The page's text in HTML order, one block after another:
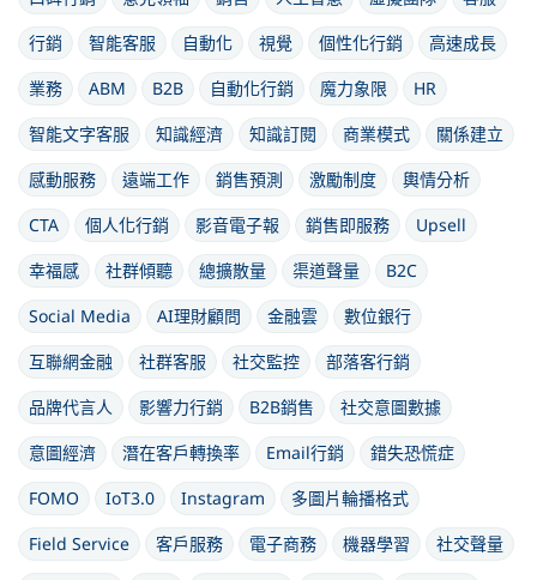
行銷
智能客服 自動化 視覺 個性化行銷
高速成長
業務
ABM B2B 自動化行銷 魔力象限
HR
智能文字客服
知識經濟 知識訂閱 商業模式
關係建立
感動服務
遠端工作 銷售預測 激勵制度
輿情分析
CTA
個人化行銷 影音電子報 銷售即服務
Upsell
幸福感
社群傾聽 總擴散量 渠道聲量
B2C
Social Media
AI理財顧問 金融雲
數位銀行
互聯網金融
社群客服 社交監控
部落客行銷
品牌代言人
影響力行銷 B2B銷售
社交意圖數據
意圖經濟
潛在客戶轉換率 Email行銷
錯失恐慌症
FOMO
IoT3.0 Instagram
多圖片輪播格式
Field Service
客戶服務 電子商務 機器學習
社交聲量